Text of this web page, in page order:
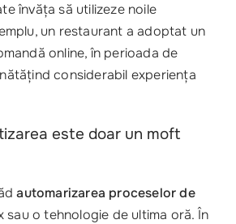
învăța să utilizeze noile
un restaurant a adoptat un
online, în perioada de
considerabil experiența
este doar un moft
automarizarea proceselor de
sau o tehnologie de ultima oră. În